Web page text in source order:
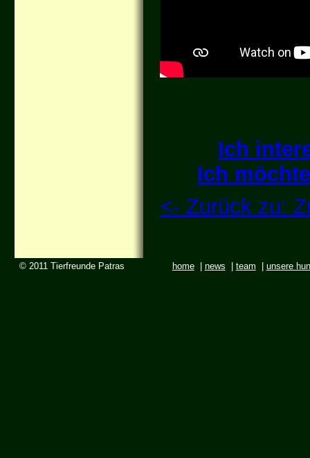
Ich
Ich
<- Zurück zu:
© 2011 Tierfreunde Patras home| news team unsere